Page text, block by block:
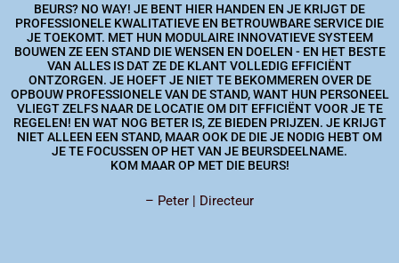
BEURS? NO WAY! JE BENT HIER HANDEN EN JE KRIJGT DE
PROFESSIONELE KWALITATIEVE EN BETROUWBARE SERVICE DIE
JE TOEKOMT. MET HUN MODULAIRE INNOVATIEVE SYSTEEM
BOUWEN ZE EEN STAND DIE WENSEN EN DOELEN - EN HET BESTE
VAN ALLES IS DAT ZE DE KLANT VOLLEDIG EFFICIËNT
ONTZORGEN. JE HOEFT JE NIET TE BEKOMMEREN OVER DE
OPBOUW PROFESSIONELE VAN DE STAND, WANT HUN PERSONEEL
VLIEGT ZELFS NAAR DE LOCATIE OM DIT EFFICIËNT VOOR JE TE
REGELEN! EN WAT NOG BETER IS, ZE BIEDEN PRIJZEN. JE KRIJGT
NIET ALLEEN EEN STAND, MAAR OOK DE DIE JE NODIG HEBT OM
JE TE FOCUSSEN OP HET VAN JE BEURSDEELNAME.
KOM MAAR OP MET DIE BEURS!
– Peter | Directeur